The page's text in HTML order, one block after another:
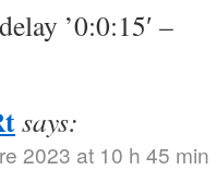
’0:0:15′ –
says:
2023 at 10 h 45 min